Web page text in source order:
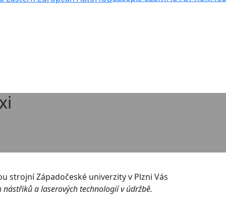
strojní Západočeské univerzity v Plzni Vás
a laserových technologií v údržbě.